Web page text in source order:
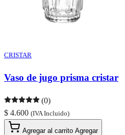
CRISTAR
Vaso de jugo prisma cristar
(0)
$ 4.600 (IVA Incluido)
Agregar al carrito Agregar